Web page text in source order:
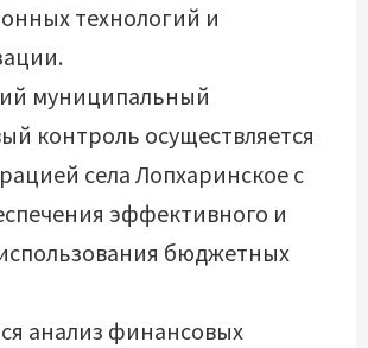
технологий и
муниципальный
контроль осуществляется
села Лопхаринское с
эффективного и
бюджетных
анализ финансовых